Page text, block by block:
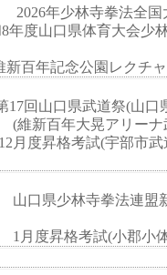
少林寺拳法全国大
口県体育大会少林
公園レクチャー
県武道祭(山口県
晃アリーナ武
格考試(宇部市武
林寺拳法連盟新年
格考試(小郡小体